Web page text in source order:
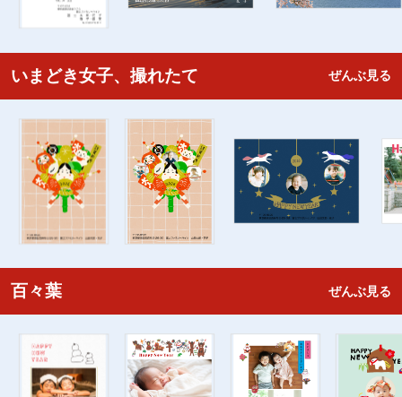
いまどき女子、撮れたて ぜんぶ見る
百々葉 ぜんぶ見る